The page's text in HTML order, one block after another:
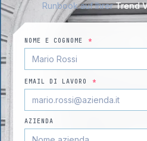
Runbook auf IhrerTrend
NOME E COGNOME *
EMAIL DI LAVORO *
AZIENDA